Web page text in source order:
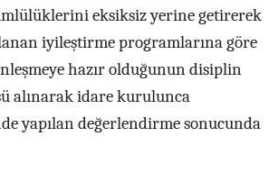
eksiksiz yerine getirerek
iyileştirme programlarına göre
hazır olduğunun disiplin
alınarak idare kurulunca
yapılan değerlendirme sonucunda